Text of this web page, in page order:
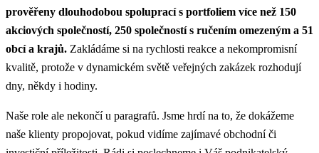
prověřeny dlouhodobou spoluprací s portfoliem více než 150
akciových společností, 250 společností s ručením omezeným a 51
obcí a krajů. Zakládáme si na rychlosti reakce a nekompromisní
kvalitě, protože v dynamickém světě veřejných zakázek rozhodují
dny, někdy i hodiny.
Naše role ale nekončí u paragrafů. Jsme hrdí na to, že dokážeme
naše klienty propojovat, pokud vidíme zajímavé obchodní či